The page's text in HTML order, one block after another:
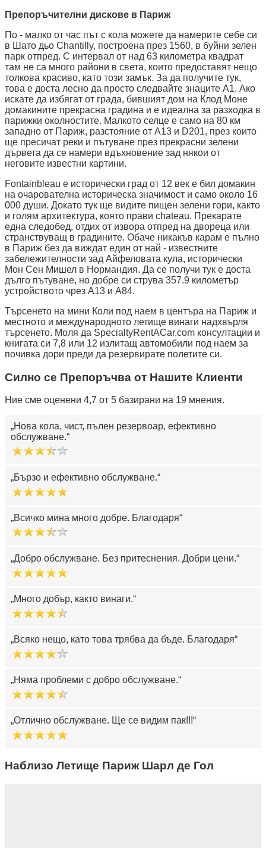
Препоръчителни дискове в Париж
По - малко от час път с кола можете да намерите себе си
в Шато дьо Chantilly, построена през 1560, в буйни зелен
парк отпред. С интервал от над 63 километра квадрат
там не са много райони в света, които предоставят нещо
толкова красиво, като този замък. За да получите тук,
това е доста лесно да просто следвайте знаците А1. Ако
искате да избягат от града, бившият дом на Клод Моне
домакините прекрасна градина и е идеална за разходка в
парижки околностите. Малкото селце е само на 80 км
западно от Париж, разстояние от A13 и D201, през които
ще пресичат реки и пътуване през прекрасни зелени
дървета да се намери вдъхновение зад някои от
неговите известни картини.
Fontainbleau е исторически град от 12 век е бил домакин
на очарователна историческа значимост и само около 16
000 души. Докато тук ще видите пищен зелени гори, както
и голям архитектура, която прави chateau. Прекарате
една следобед, отдих от извора отпред на двореца или
странствуващ в градините. Обаче никакъв карам е пълно
в Париж без да виждат един от най - известните
забележителности зад Айфеловата кула, исторически
Мон Сен Мишел в Нормандия. Да се получи тук е доста
дълго пътуване, но добре си струва 357.9 километър
устройството чрез A13 и A84.
Търсенето на мини Коли под наем в центъра на Париж и
местното и международното летище винаги надхвърля
търсенето. Моля да SpecialtyRentACar.com консултации и
книгата си 7,8 или 12 излитащ автомобили под наем за
почивка дори преди да резервирате полетите си.
Силно се Препоръчва от Нашите Клиенти
Ние сме оценени 4,7 от 5 базирани на 19 мнения.
Нова кола, чист, пълен резервоар, ефективно
обслужване.
Бързо и ефективно обслужване.
Всичко мина много добре. Благодаря
Добро обслужване. Без притеснения. Добри цени.
Много добър, както винаги.
Всяко нещо, като това трябва да бъде. Благодаря
Няма проблеми с добро обслужване.
Отлично обслужване. Ще се видим пак!!!
Наблизо Летище Париж Шарл де Гол